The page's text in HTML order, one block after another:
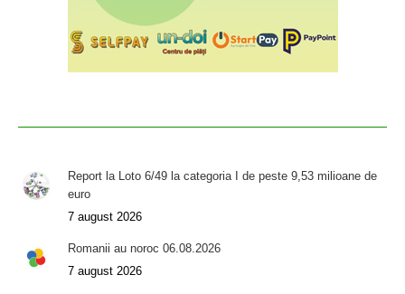
Report la Loto 6/49 la categoria I de peste 9,53 milioane de
euro
7 august 2026
Romanii au noroc 06.08.2026
7 august 2026